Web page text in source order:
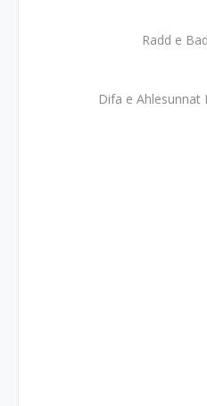
Radd e
Difa e Ahlesunnat